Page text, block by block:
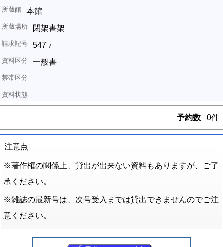
本館
閉架書架
547 ﾃ
一般書
予約数 0件
注意点
※著作権の関係上、貸出が出来ない資料もありますが、ご了
承ください。
※雑誌の最新号は、次号受入までは貸出できませんのでご注
意ください。